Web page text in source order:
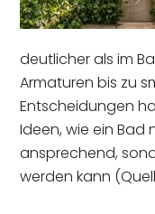
deutlicher als im
Armaturen bis zu
Entscheidungen
Ideen, wie ein Bad
ansprechend,
werden kann